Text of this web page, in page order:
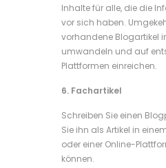
Inhalte für alle, die die
vor sich haben.
vorhandene Blogartikel
umwandeln und auf
Plattformen einreichen.
6. Fachartikel
Schreiben Sie einen
Sie ihn als Artikel in
oder einer Online-
können.